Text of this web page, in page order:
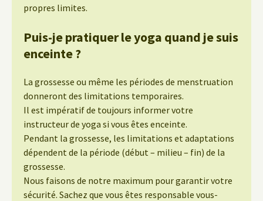
propres limites.
Puis-je pratiquer le yoga quand je suis
enceinte ?
La grossesse ou même les périodes de menstruation
donneront des limitations temporaires.
Il est impératif de toujours informer votre
instructeur de yoga si vous êtes enceinte.
Pendant la grossesse, les limitations et adaptations
dépendent de la période (début – milieu – fin) de la
grossesse.
Nous faisons de notre maximum pour garantir votre
sécurité. Sachez que vous êtes responsable vous-